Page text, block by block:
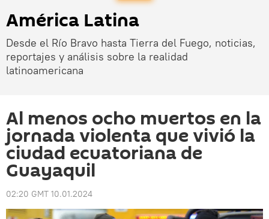
América Latina
Desde el Río Bravo hasta Tierra del Fuego, noticias,
reportajes y análisis sobre la realidad
latinoamericana
Al menos ocho muertos en la
jornada violenta que vivió la
ciudad ecuatoriana de
Guayaquil
02:20 GMT 10.01.2024